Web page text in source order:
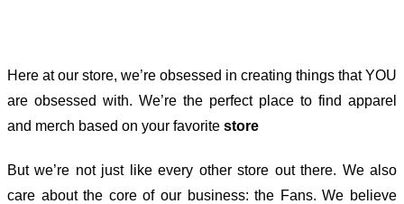
Here at our store, we’re obsessed in creating things that YOU
are obsessed with. We’re the perfect place to find apparel
and merch based on your favorite store
But we’re not just like every other store out there. We also
care about the core of our business: the Fans. We believe